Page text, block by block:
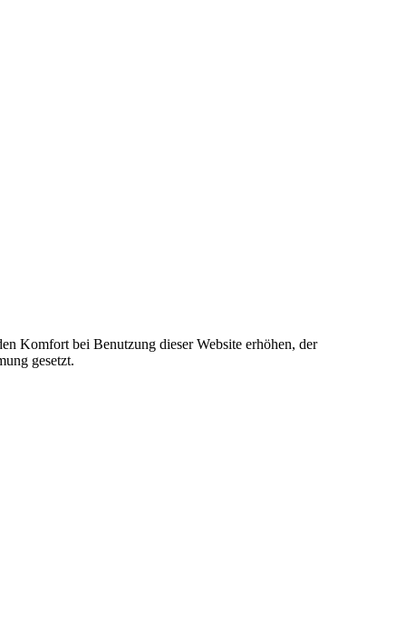
Komfort bei Benutzung dieser Website erhöhen, der
gesetzt.